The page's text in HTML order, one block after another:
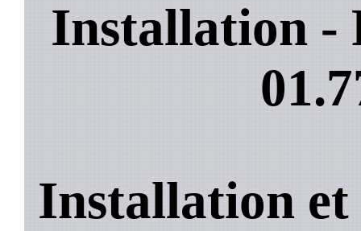
Installation -
Installation